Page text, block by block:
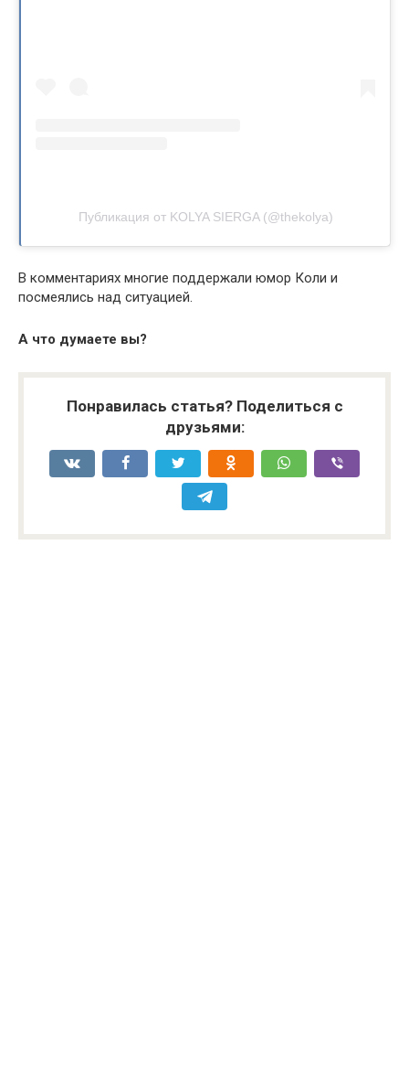
Публикация от KOLYA SIERGA (@thekolya)
В комментариях многие поддержали юмор Коли и
посмеялись над ситуацией.
А что думаете вы?
Понравилась статья? Поделиться с
друзьями: